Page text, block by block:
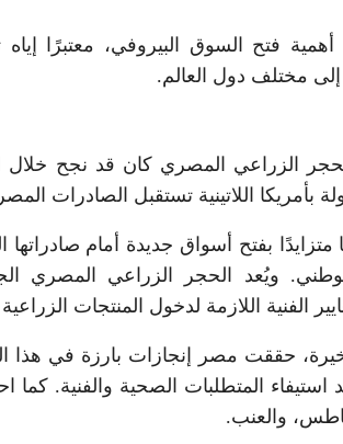
فتح السوق البيروفي، معتبرًا
إلى مختلف دول العالم.
الزراعي المصري كان قد نجح خلال
بأمريكا اللاتينية تستقبل الصادرات
بفتح أسواق جديدة أمام صادراتها
ويُعد الحجر الزراعي المصري
الفنية اللازمة لدخول المنتجات
حققت مصر إنجازات بارزة في هذا
بعد استيفاء المتطلبات الصحية
والعنب.